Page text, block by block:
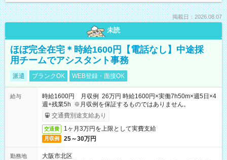
掲載日：2026.08.07
未読
ほぼ完全在宅＊時給1600円【電話なし】中途採
用チームでアシスタント事務
派遣 ブランクOK WEB登録・面接OK
給与
時給1600円 月収例 26万円 時給1600円×実働7h50m×週5日×4
週+残業5h ※月収例を保証するものではありません。
交通費別途支給あり
交通費 1ヶ月3万円を上限として実費支給
月収例 25～30万円
勤務地
大阪市北区